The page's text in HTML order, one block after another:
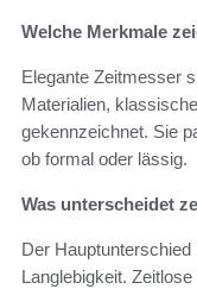
Welche Merkmale
Elegante Zeitmesser
Materialien,
gekennzeichnet. Sie
ob formal oder lässig.
Was unterscheidet
Der
Langlebigkeit.